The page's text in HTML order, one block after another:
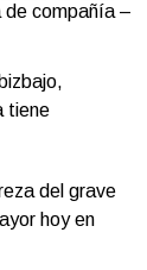
de compañía –
tiene
del grave
hoy en